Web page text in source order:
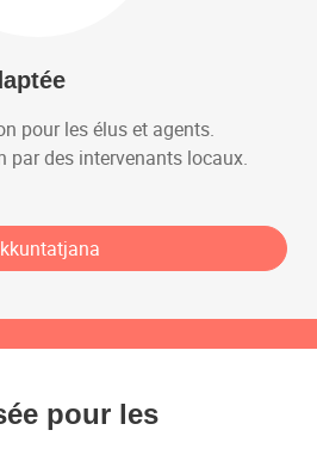
pour les élus et agents.
par des intervenants locaux.
pour les